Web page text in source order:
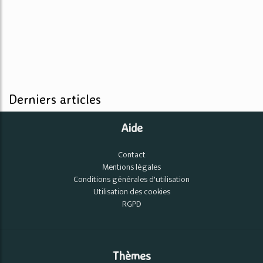
Derniers articles
Aide
Contact
Mentions légales
Conditions générales d'utilisation
Utilisation des cookies
RGPD
Thèmes